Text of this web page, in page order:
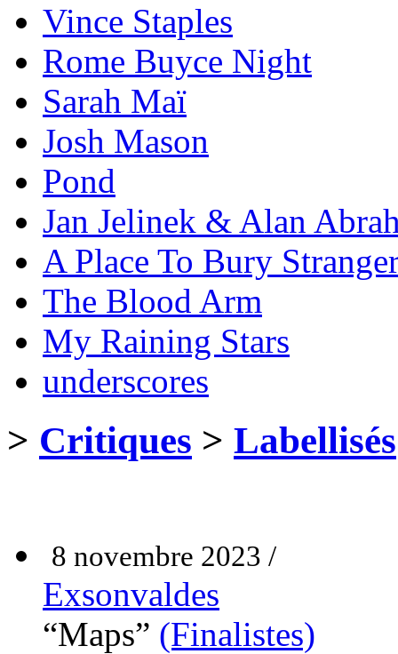
Vince Staples
Rome Buyce Night
Sarah Maï
Josh Mason
Pond
Jan Jelinek & Alan
A Place To Bury
The Blood Arm
My Raining Stars
underscores
> Critiques > Labellisés
8 novembre 2023 /
Exsonvaldes
“Maps” (Finalistes)